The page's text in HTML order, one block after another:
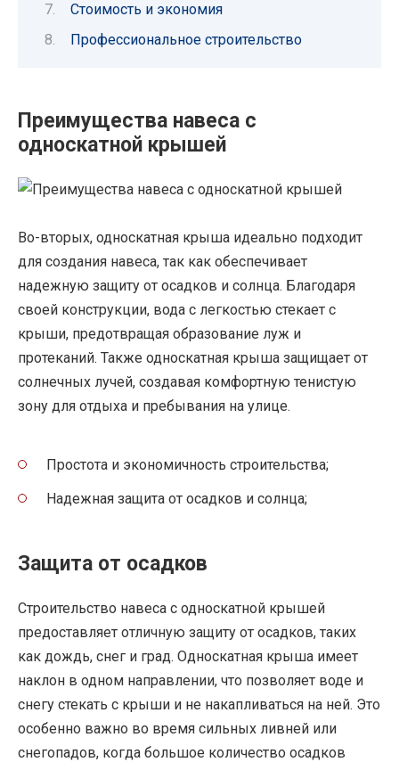
Стоимость и экономия
Профессиональное строительство
Преимущества навеса с
односкатной крышей
Во-вторых, односкатная крыша идеально подходит
для создания навеса, так как обеспечивает
надежную защиту от осадков и солнца. Благодаря
своей конструкции, вода с легкостью стекает с
крыши, предотвращая образование луж и
протеканий. Также односкатная крыша защищает от
солнечных лучей, создавая комфортную тенистую
зону для отдыха и пребывания на улице.
Простота и экономичность строительства;
Надежная защита от осадков и солнца;
Защита от осадков
Строительство навеса с односкатной крышей
предоставляет отличную защиту от осадков, таких
как дождь, снег и град. Односкатная крыша имеет
наклон в одном направлении, что позволяет воде и
снегу стекать с крыши и не накапливаться на ней. Это
особенно важно во время сильных ливней или
снегопадов, когда большое количество осадков